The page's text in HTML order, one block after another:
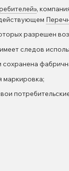
,
разрешен
следов
маркировка;